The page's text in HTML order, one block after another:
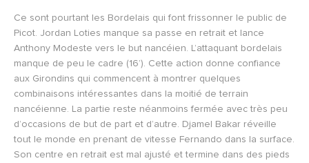
Ce sont pourtant les Bordelais qui font frissonner le public de
Picot. Jordan Loties manque sa passe en retrait et lance
Anthony Modeste vers le but nancéien. L’attaquant bordelais
manque de peu le cadre (16’). Cette action donne confiance
aux Girondins qui commencent à montrer quelques
combinaisons intéressantes dans la moitié de terrain
nancéienne. La partie reste néanmoins fermée avec très peu
d’occasions de but de part et d’autre. Djamel Bakar réveille
tout le monde en prenant de vitesse Fernando dans la surface.
Son centre en retrait est mal ajusté et termine dans des pieds